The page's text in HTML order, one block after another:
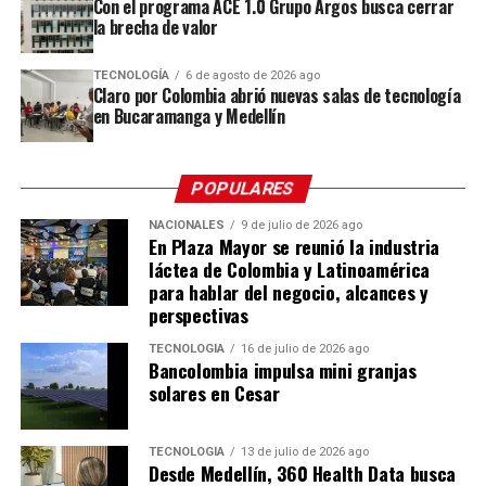
sean los departamentos los que decidan y ejecuten
las inversiones que sus territorios necesitan.
Seguridad: «Operación Cazador Antioquia- OCA»
la propuesta que presenta para combatir y
neutralizar 19 objetivos de alto valor que delinquen
en el departamento. El objetivo, buscar los
agregarían a otras investigaciones relacionadas con
temas como Computadores Futuro, Aguas Vivas,
Bomberos, Fondos Fijos, Buen Comienzo,
infraestructura educativa e Hidroituango, entre otros.
recientemente la adjudicación de un contrato por
$70.000 millones para la malla vial de Medellín 2023
por irregularidades en la licitación, decisión que incluye
la obligación para una exfuncionaria de asumir el 45 %
de la multa impuesta.
Finalmente, De Bedout hace un llamado a los entes de
control para que estos procesos no prescriban y para
que, en caso de establecerse responsabilidades, los
responsables respondan ante la justicia y con su
patrimonio. También recuerda que, según afirma, Daniel
Quintero llegó al cargo de superintendente de Salud
Con el programa ACE 1.0 Grupo Argos busca cerrar
la brecha de valor
TECNOLOGÍA 6 de agosto de 2026 ago
Claro por Colombia abrió nuevas salas de tecnología
en Bucaramanga y Medellín
POPULARES
NACIONALES 9 de julio de 2026 ago
En Plaza Mayor se reunió la industria
láctea de Colombia y Latinoamérica
para hablar del negocio, alcances y
perspectivas
TECNOLOGÍA 16 de julio de 2026 ago
Bancolombia impulsa mini granjas
solares en Cesar
TECNOLOGÍA 13 de julio de 2026 ago
Desde Medellín, 360 Health Data busca